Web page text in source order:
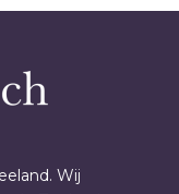
Wij